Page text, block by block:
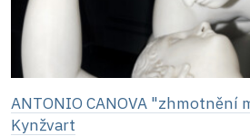
ANTONIO CANOVA "zhmotnění
Kynžvart